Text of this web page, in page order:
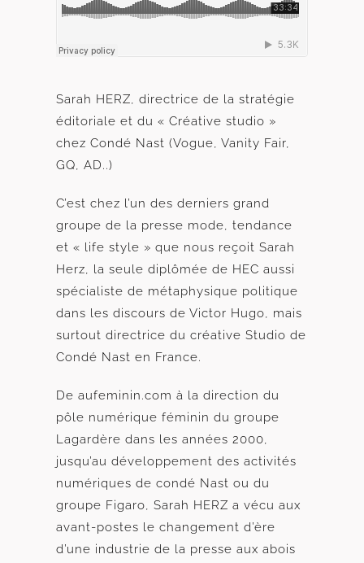
Sarah HERZ, directrice de la stratégie
éditoriale et du « Créative studio »
chez Condé Nast (Vogue, Vanity Fair,
GQ, AD..)
C’est chez l’un des derniers grand
groupe de la presse mode, tendance
et « life style » que nous reçoit Sarah
Herz, la seule diplômée de HEC aussi
spécialiste de métaphysique politique
dans les discours de Victor Hugo, mais
surtout directrice du créative Studio de
Condé Nast en France.
De aufeminin.com à la direction du
pôle numérique féminin du groupe
Lagardère dans les années 2000,
jusqu’au développement des activités
numériques de condé Nast ou du
groupe Figaro, Sarah HERZ a vécu aux
avant-postes le changement d’ère
d’une industrie de la presse aux abois